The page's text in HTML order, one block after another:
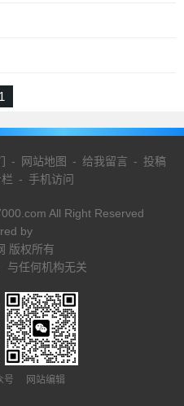
1
- 网站地图 - 给我留言 - 投稿
- 手机访问
All Right Reserved
by
版权所有
与任何机构无关
号 网站编辑